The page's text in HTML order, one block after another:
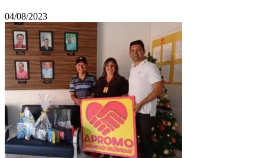
04/08/2023